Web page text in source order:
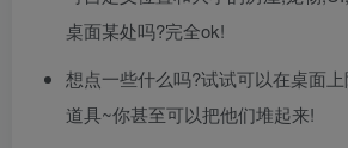
桌面某处吗?完全ok!
想点一些什么吗?试试可以在桌面
道具~你甚至可以把他们堆起来!